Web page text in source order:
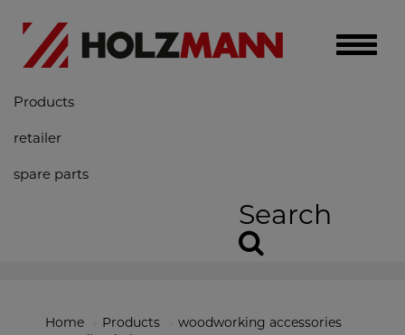
Toggle
Products
retailer
spare parts
Search
Home Products
woodworking accessories